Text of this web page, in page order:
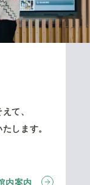
て、
します。
内案内